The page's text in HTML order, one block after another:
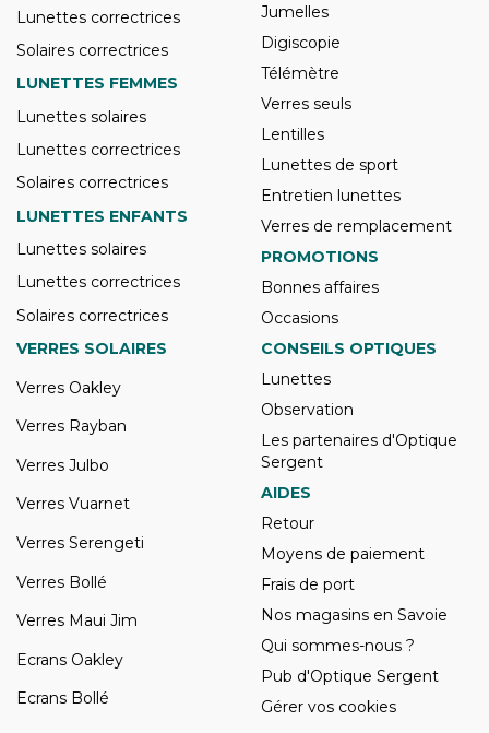
Lunettes correctrices
Solaires correctrices
LUNETTES FEMMES
Lunettes solaires
Lunettes correctrices
Solaires correctrices
LUNETTES ENFANTS
Lunettes solaires
Lunettes correctrices
Solaires correctrices
Jumelles
Digiscopie
Télémètre
Verres seuls
Lentilles
Lunettes de sport
Entretien lunettes
Verres de remplacement
PROMOTIONS
Bonnes affaires
Occasions
VERRES SOLAIRES
Verres Oakley
Verres Rayban
Verres Julbo
Verres Vuarnet
Verres Serengeti
Verres Bollé
Verres Maui Jim
Ecrans Oakley
Ecrans Bollé
CONSEILS OPTIQUES
Lunettes
Observation
Les partenaires d'Optique
Sergent
AIDES
Retour
Moyens de paiement
Frais de port
Nos magasins en Savoie
Qui sommes-nous ?
Pub d'Optique Sergent
Gérer vos cookies